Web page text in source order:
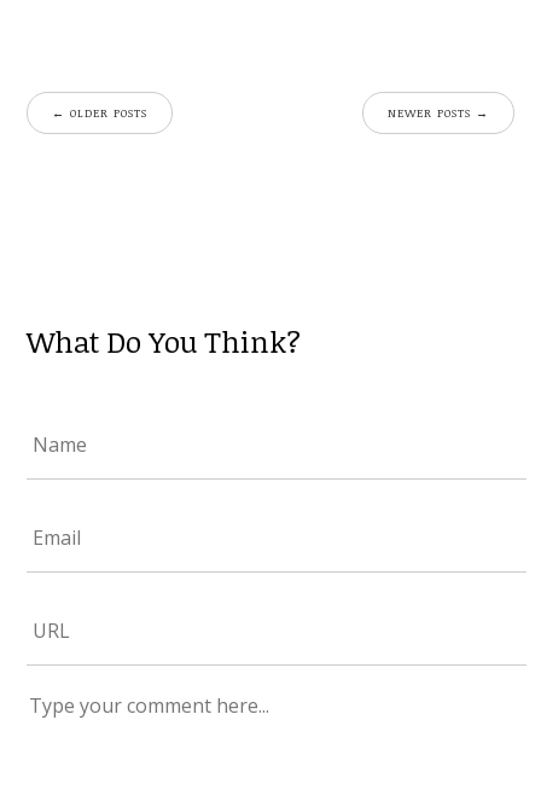
← OLDER POSTS NEWER POSTS →
What Do You Think?